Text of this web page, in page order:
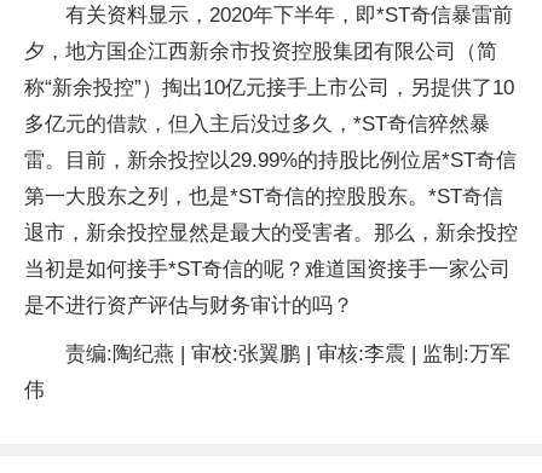
有关资料显示，2020年下半年，即*ST奇信暴雷前
夕，地方国企江西新余市投资控股集团有限公司（简
称“新余投控”）掏出10亿元接手上市公司，另提供了10
多亿元的借款，但入主后没过多久，*ST奇信猝然暴
雷。目前，新余投控以29.99%的持股比例位居*ST奇信
第一大股东之列，也是*ST奇信的控股股东。*ST奇信
退市，新余投控显然是最大的受害者。那么，新余投控
当初是如何接手*ST奇信的呢？难道国资接手一家公司
是不进行资产评估与财务审计的吗？
责编:陶纪燕 | 审校:张翼鹏 | 审核:李震 | 监制:万军
伟